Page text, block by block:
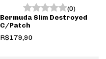
(0)
Bermuda Slim Destroyed
C/Patch
R$179,90